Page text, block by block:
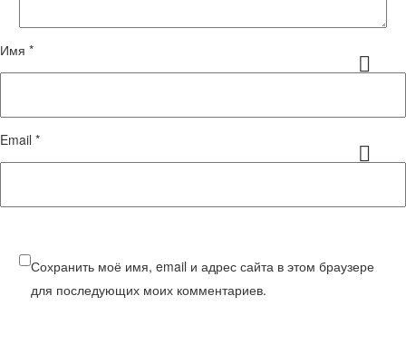
Имя *
Email *
Сохранить моё имя, email и адрес сайта в этом браузере
для последующих моих комментариев.